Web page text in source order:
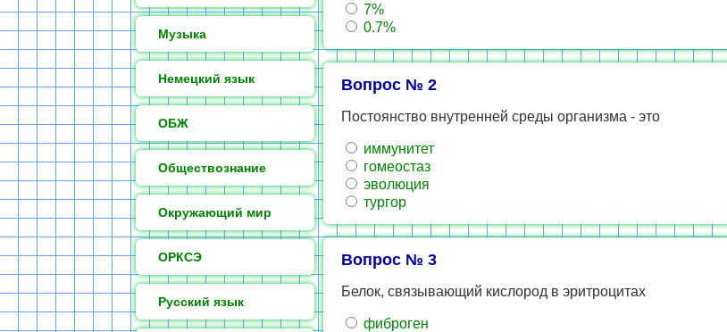
Музыка
Немецкий язык
ОБЖ
Обществознание
Окружающий мир
ОРКСЭ
Русский язык
7%
0.7%
Вопрос № 2
Постоянство внутренней среды организма - это
иммунитет
гомеостаз
эволюция
тургор
Вопрос № 3
Белок, связывающий кислород в эритроцитах
фиброген